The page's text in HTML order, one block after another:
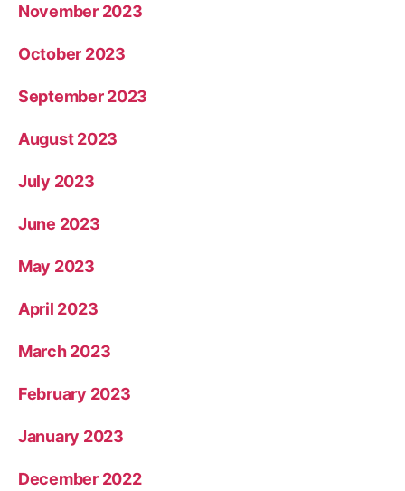
November 2023
October 2023
September 2023
August 2023
July 2023
June 2023
May 2023
April 2023
March 2023
February 2023
January 2023
December 2022